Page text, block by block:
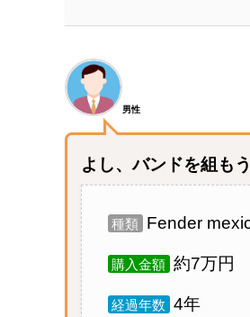
男性
よし、バンドを組も
種類 Fender
購入金額 約7万円
経過年数 4年